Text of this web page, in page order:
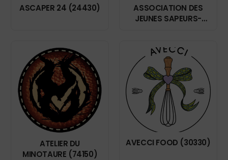
ASCAPER 24 (24430)
ASSOCIATION DES
JEUNES SAPEURS-
(69140)
ATELIER DU
MINOTAURE (74150)
AVECCI FOOD (30330)